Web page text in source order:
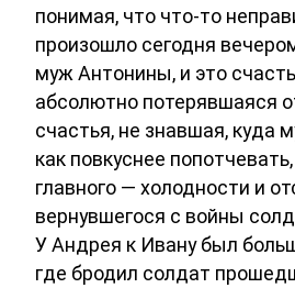
понимая, что что-то
произошло сегодня
муж Антонины, и это
абсолютно потерявшаяся
счастья, не знавшая, куда
как повкуснее
главного — холодности и
вернувшегося с войны
У Андрея к Ивану был
где бродил солдат